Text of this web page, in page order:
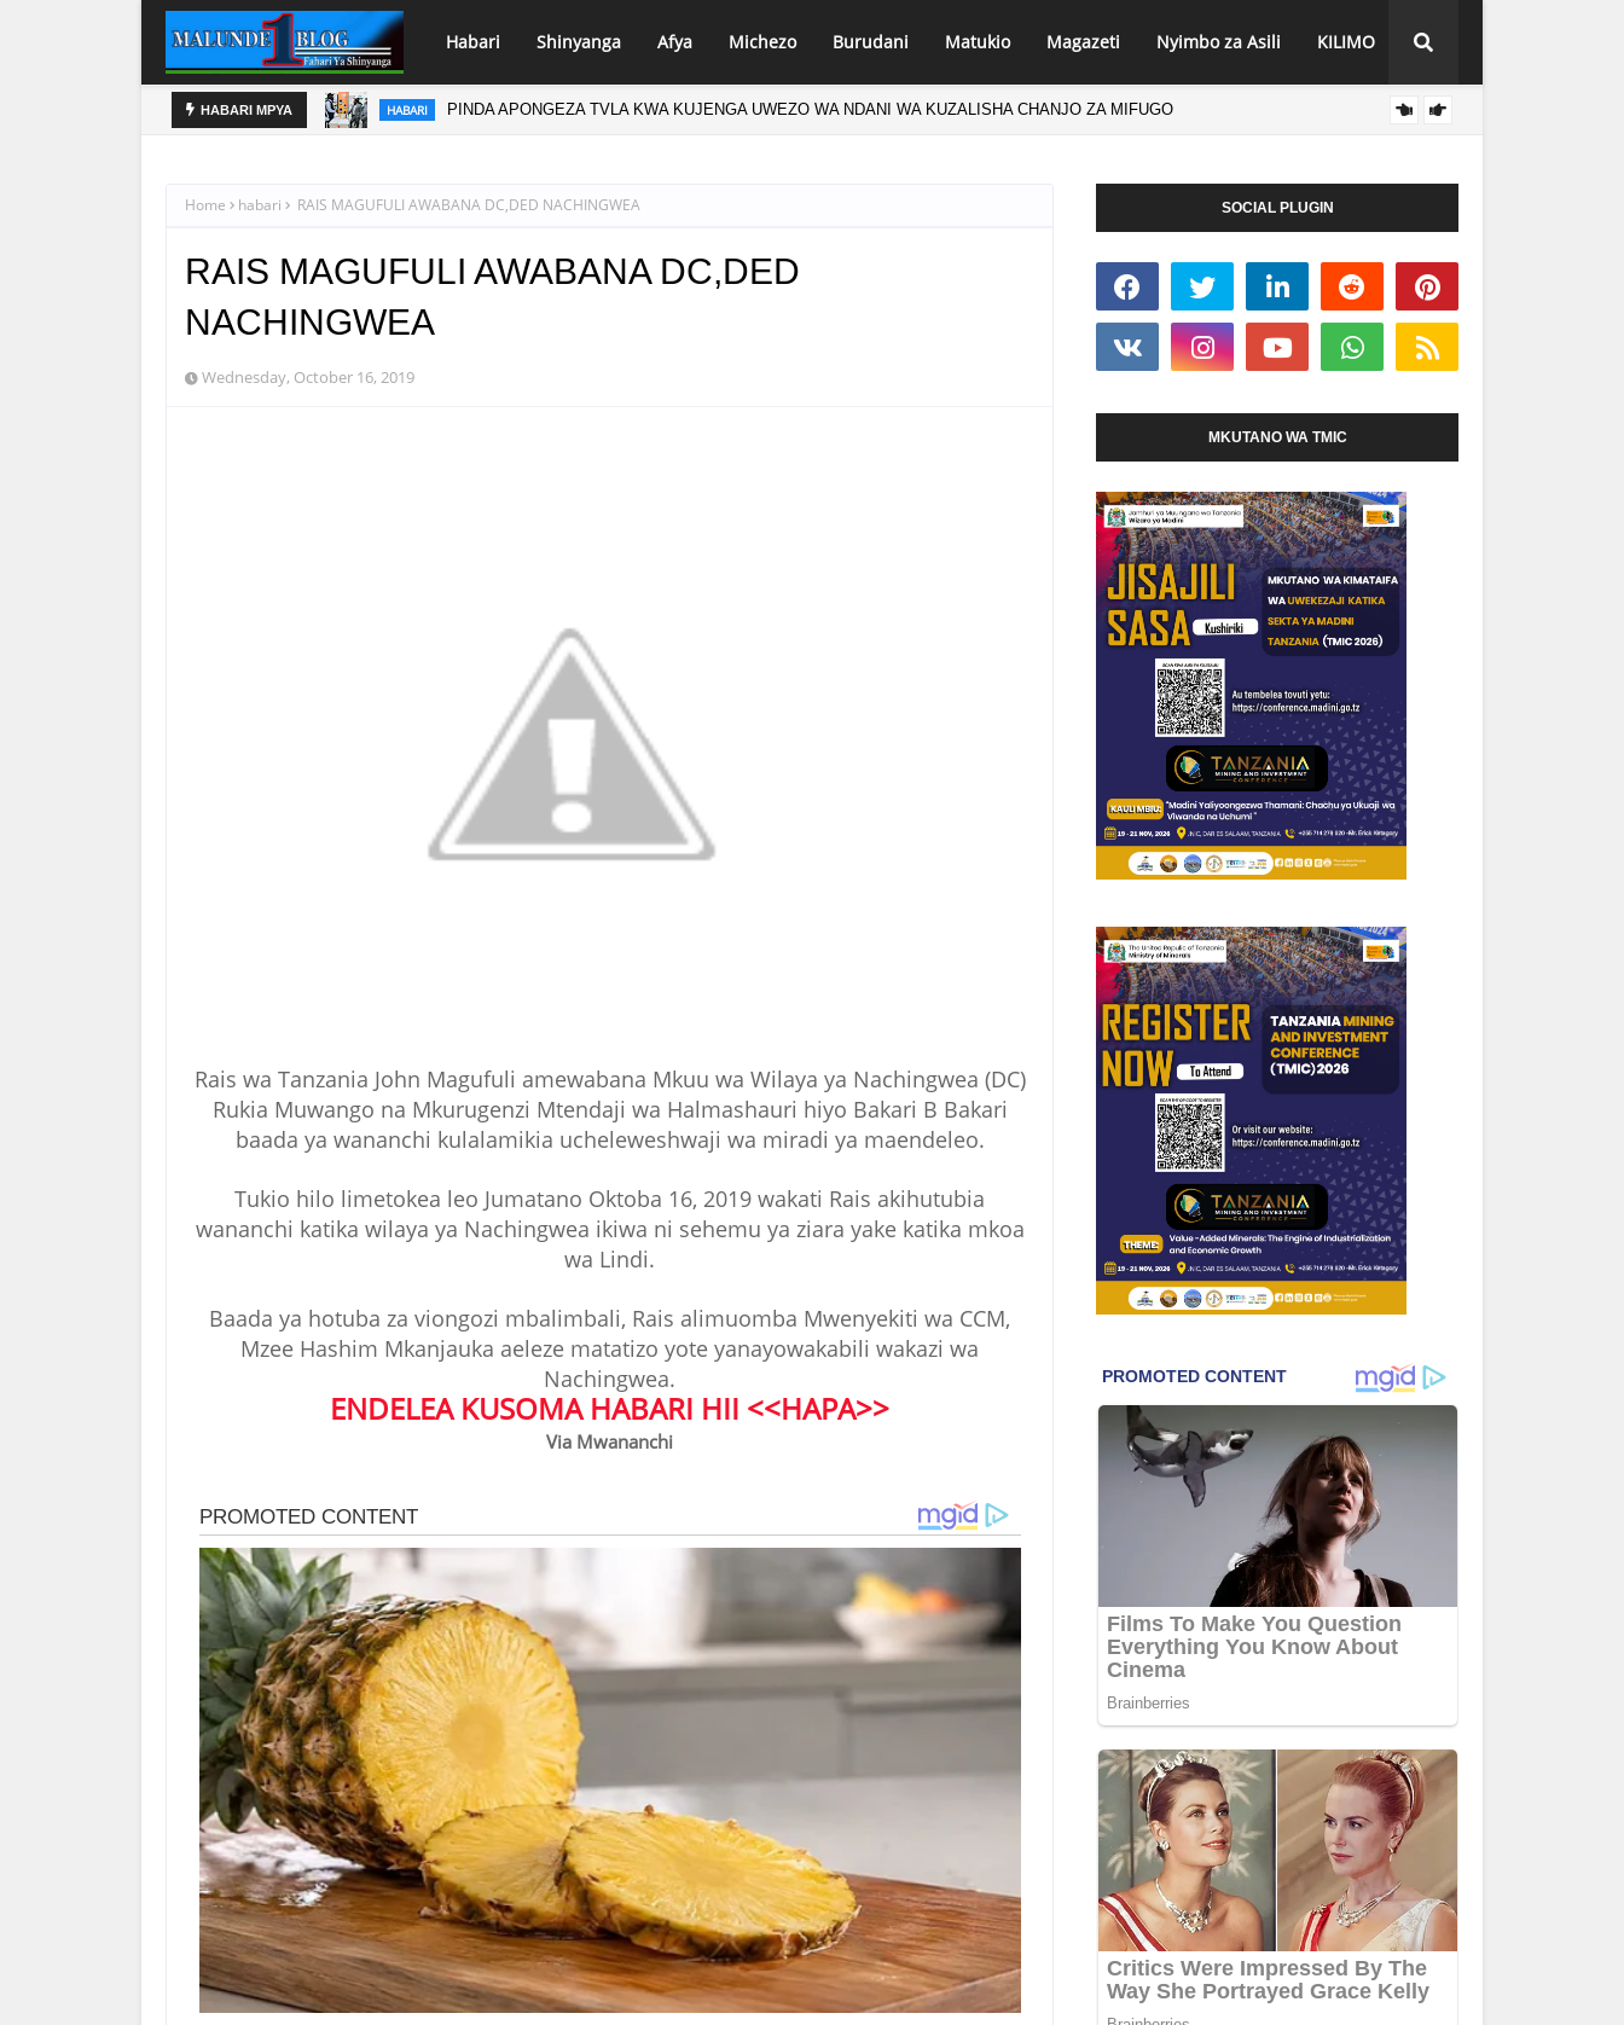
Habari Shinyanga Afya Michezo Burudani Matukio Magazeti Nyimbo za Asili KILIMO
HABARI MPYA HABARI PINDA APONGEZA TVLA KWA KUJENGA UWEZO WA NDANI WA KUZALISHA CHANJO ZA MIFUGO
Home habari RAIS MAGUFULI AWABANA DC,DED NACHINGWEA
RAIS MAGUFULI AWABANA DC,DED
NACHINGWEA
Wednesday, October 16, 2019
Rais wa Tanzania John Magufuli amewabana Mkuu wa Wilaya ya Nachingwea (DC)
Rukia Muwango na Mkurugenzi Mtendaji wa Halmashauri hiyo Bakari B Bakari
baada ya wananchi kulalamikia ucheleweshwaji wa miradi ya maendeleo.
Tukio hilo limetokea leo Jumatano Oktoba 16, 2019 wakati Rais akihutubia
wananchi katika wilaya ya Nachingwea ikiwa ni sehemu ya ziara yake katika mkoa
wa Lindi.
Baada ya hotuba za viongozi mbalimbali, Rais alimuomba Mwenyekiti wa CCM,
Mzee Hashim Mkanjauka aeleze matatizo yote yanayowakabili wakazi wa
Nachingwea.
ENDELEA KUSOMA HABARI HII <<HAPA>>
Via Mwananchi
SOCIAL PLUGIN
MKUTANO WA TMIC